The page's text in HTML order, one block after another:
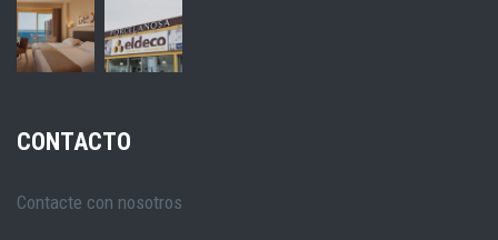
CONTACTO
Contacte con nosotros